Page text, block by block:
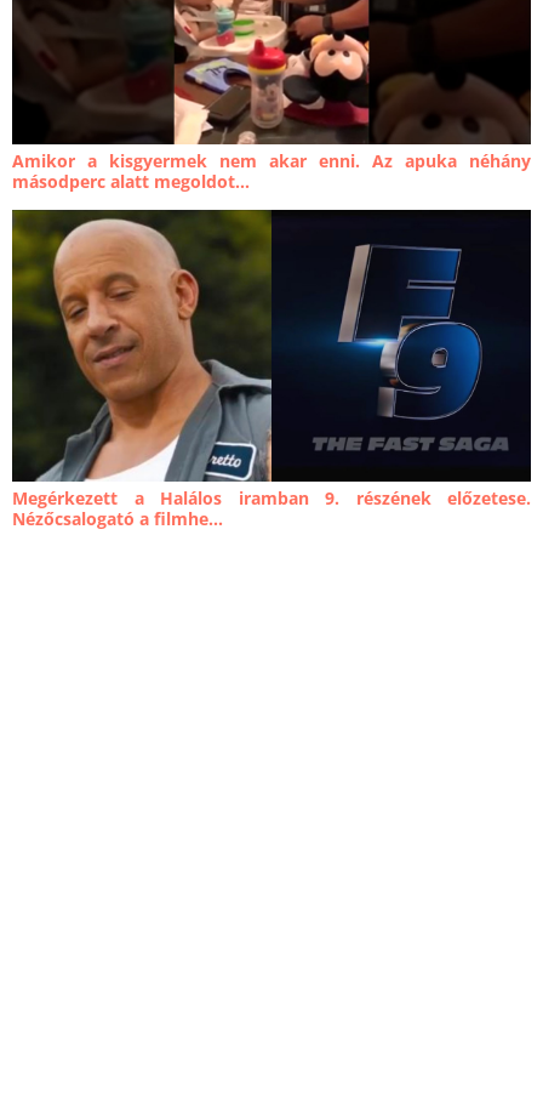
Amikor a kisgyermek nem akar enni. Az apuka néhány
másodperc alatt megoldot...
Megérkezett a Halálos iramban 9. részének előzetese.
Nézőcsalogató a filmhe...